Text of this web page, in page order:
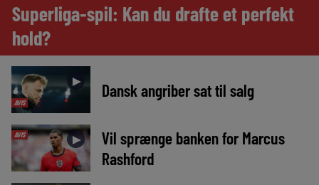
Superliga-spil: Kan du drafte et perfekt
hold?
AVIS
► Dansk angriber sat til salg
AVIS ►
Vil sprænge banken for Marcus
Rashford